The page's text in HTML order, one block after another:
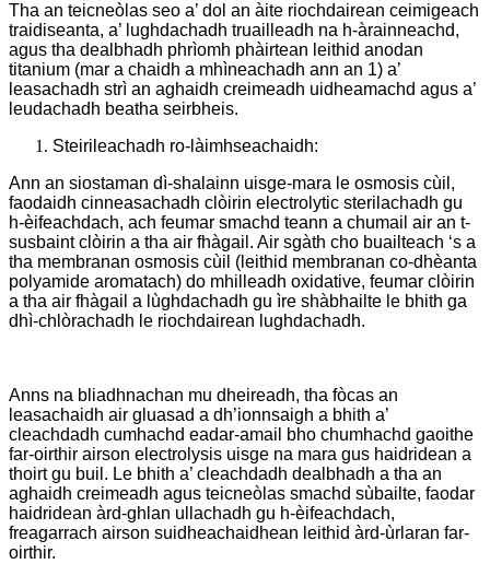
Tha an teicneòlas seo a’ dol an àite riochdairean ceimigeach
traidiseanta, a’ lughdachadh truailleadh na h-àrainneachd,
agus tha dealbhadh phrìomh phàirtean leithid anodan
titanium (mar a chaidh a mhìneachadh ann an 1) a’
leasachadh strì an aghaidh creimeadh uidheamachd agus a’
leudachadh beatha seirbheis.
Steirileachadh ro-làimhseachaidh:
Ann an siostaman dì-shalainn uisge-mara le osmosis cùil,
faodaidh cinneasachadh clòirin electrolytic sterilachadh gu
h-èifeachdach, ach feumar smachd teann a chumail air an t-
susbaint clòirin a tha air fhàgail. Air sgàth cho buailteach ‘s a
tha membranan osmosis cùil (leithid membranan co-dhèanta
polyamide aromatach) do mhilleadh oxidative, feumar clòirin
a tha air fhàgail a lùghdachadh gu ìre shàbhailte le bhith ga
dhì-chlòrachadh le riochdairean lughdachadh.
Anns na bliadhnachan mu dheireadh, tha fòcas an
leasachaidh air gluasad a dh’ionnsaigh a bhith a’
cleachdadh cumhachd eadar-amail bho chumhachd gaoithe
far-oirthir airson electrolysis uisge na mara gus haidridean a
thoirt gu buil. Le bhith a’ cleachdadh dealbhadh a tha an
aghaidh creimeadh agus teicneòlas smachd sùbailte, faodar
haidridean àrd-ghlan ullachadh gu h-èifeachdach,
freagarrach airson suidheachaidhean leithid àrd-ùrlaran far-
oirthir.